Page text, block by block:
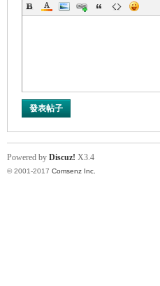
發表帖子
Powered by Discuz! X3.4
© 2001-2017 Comsenz Inc.